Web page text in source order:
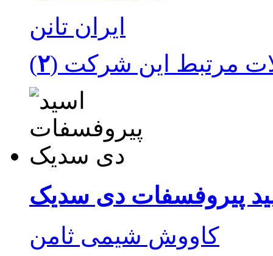
مرتبط این شرکت (۲
پیروفسفات دی سدیک